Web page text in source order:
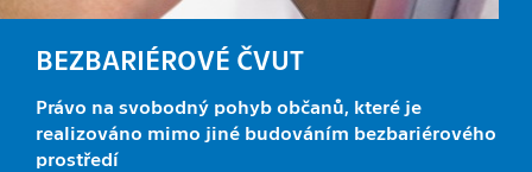
BEZBARIÉROVÉ ČVUT
Právo na svobodný pohyb občanů, které je
realizováno mimo jiné budováním bezbariérového
prostředí